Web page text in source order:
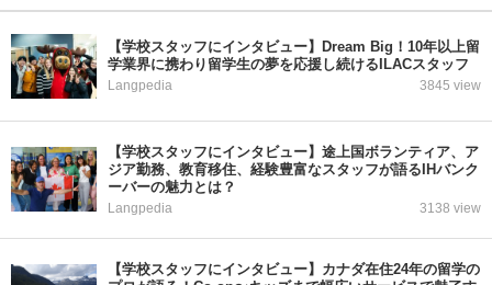
【学校スタッフにインタビュー】Dream Big！10年以上留
学業界に携わり留学生の夢を応援し続けるILACスタッフ
Langpedia 3845 view
【学校スタッフにインタビュー】途上国ボランティア、ア
ジア勤務、教育移住、経験豊富なスタッフが語るIHバンク
ーバーの魅力とは？
Langpedia 3138 view
【学校スタッフにインタビュー】カナダ在住24年の留学の